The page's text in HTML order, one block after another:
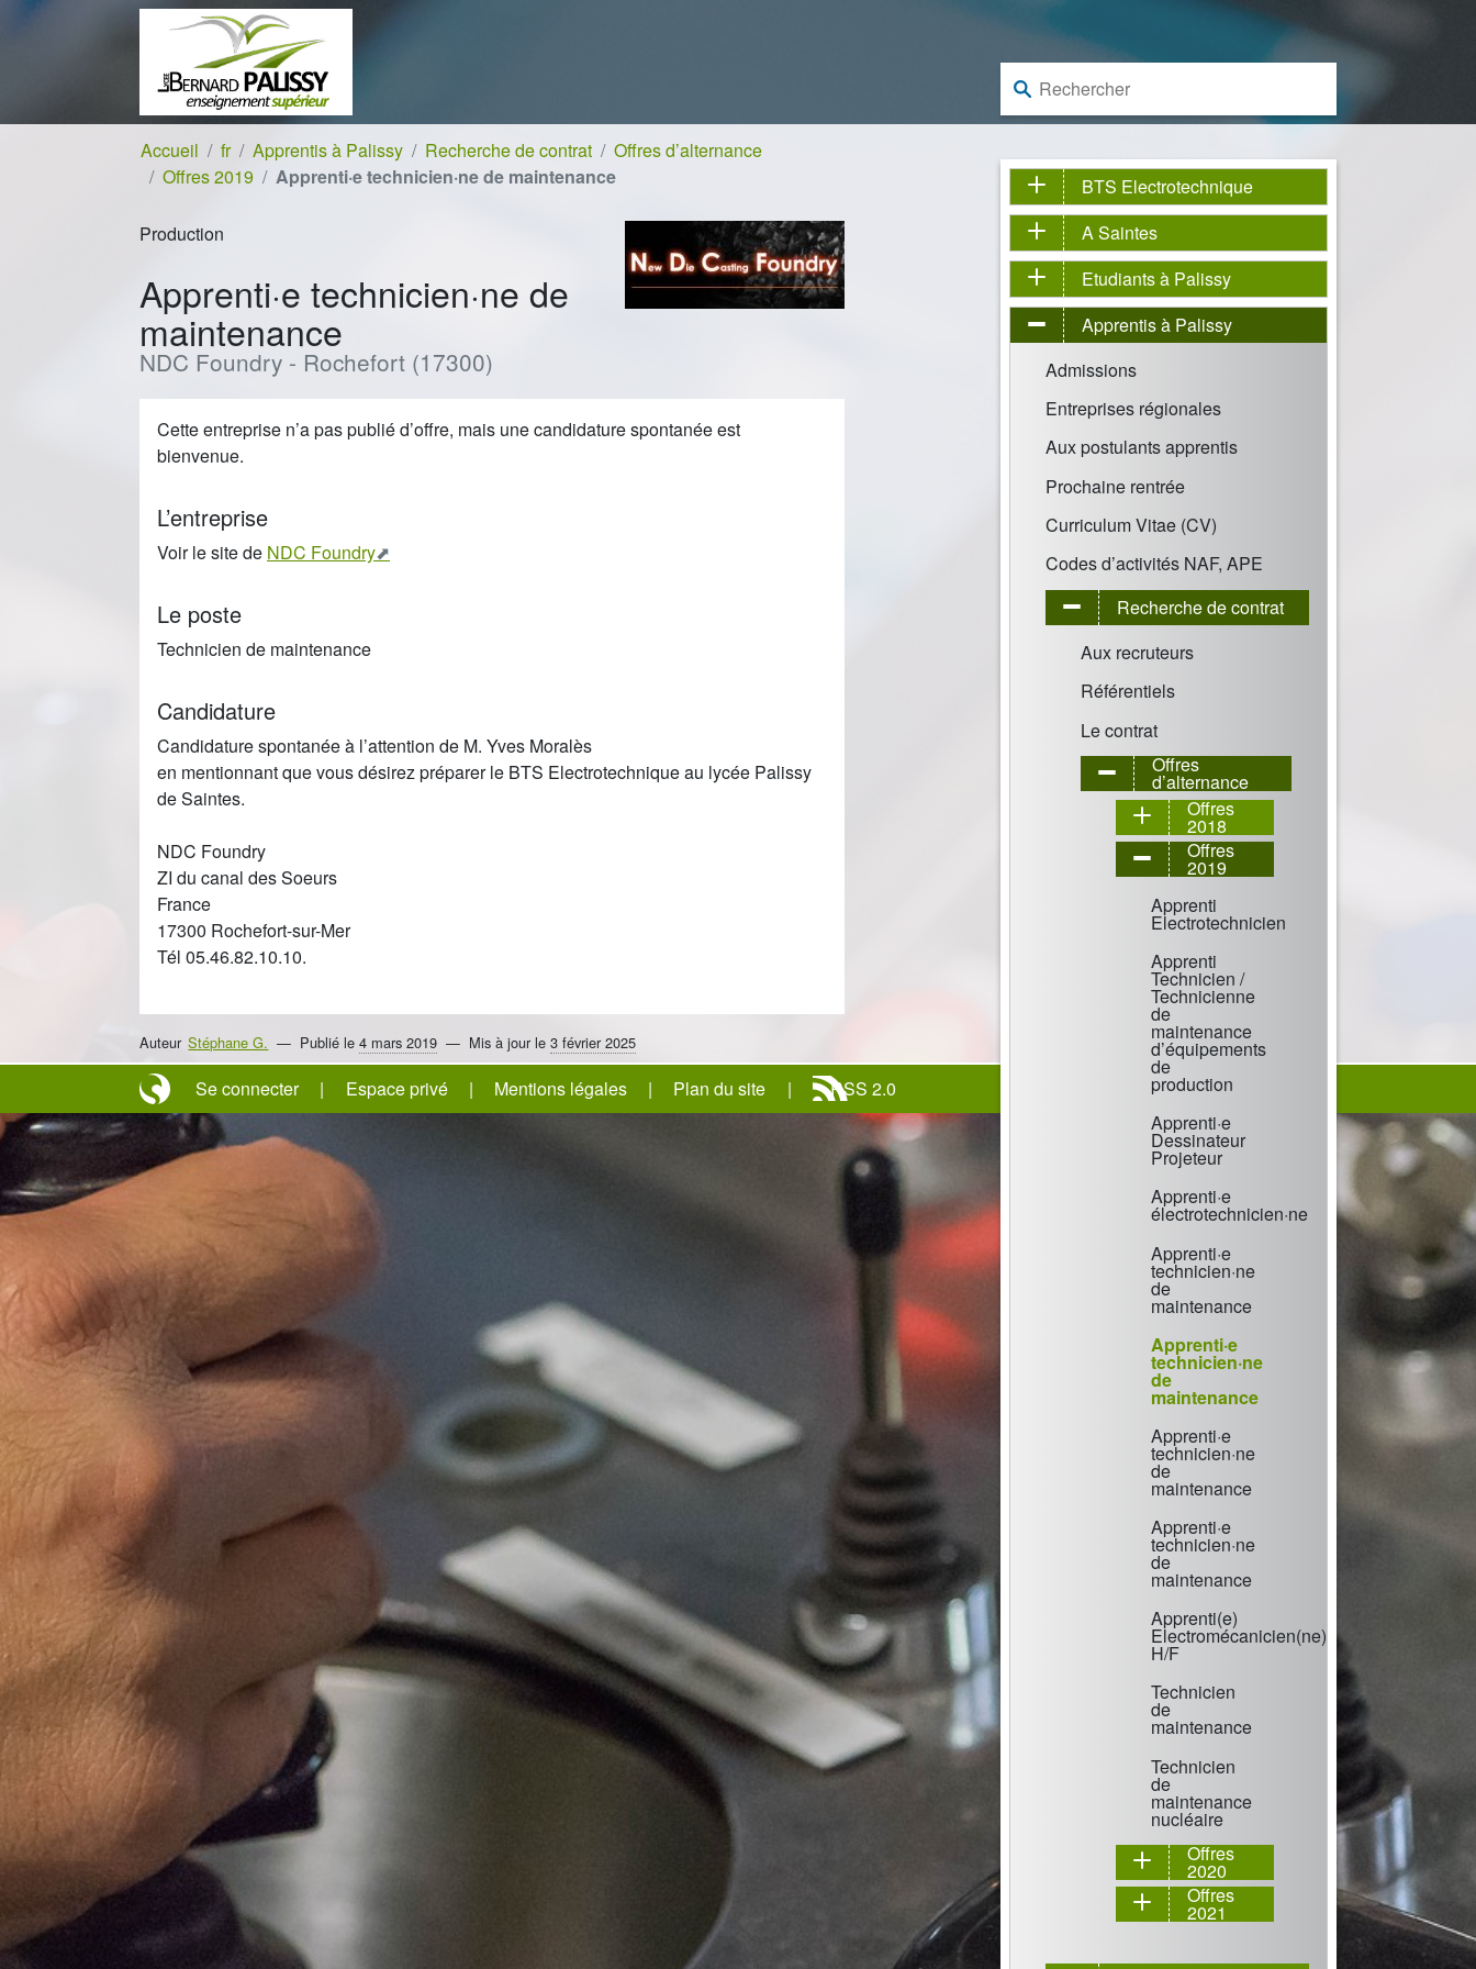
Aller au contenu
Aller à la navigation
Rechercher :
Accueil fr Apprentis à Palissy Recherche de contrat
Offres d’alternance
Offres 2019
Apprenti·e technicien·ne de maintenance
Production
Apprenti·e technicien·ne de
maintenance
NDC Foundry - Rochefort (17300)
Cette entreprise n’a pas publié d’offre, mais une candidature spontanée est
bienvenue.
L’entreprise
Voir le site de NDC Foundry
Le poste
Technicien de maintenance
Candidature
Candidature spontanée à l’attention de M. Yves Moralès
en mentionnant que vous désirez préparer le BTS Electrotechnique au lycée Palissy
de Saintes.
NDC Foundry
ZI du canal des Soeurs
France
17300 Rochefort-sur-Mer
Tél 05.46.82.10.10.
Auteur Stéphane G. Publié le4 mars 2019 Mis à jour le 3 février 2025
BTS Electrotechnique
A Saintes
Etudiants à Palissy
Apprentis à Palissy
Admissions
Entreprises régionales
Aux postulants apprentis
Prochaine rentrée
Curriculum Vitae (CV)
Codes d’activités NAF, APE
Recherche de contrat
Aux recruteurs
Référentiels
Le contrat
Offres
d’alternance
Offres
2018
Offres
2019
Apprenti
Electrotechnicien
Apprenti
Technicien /
Technicienne
de
maintenance
d’équipements
de
production
Apprenti·e
Dessinateur
Projeteur
Apprenti·e
électrotechnicien·ne
Apprenti·e
technicien·ne
de
maintenance
Apprenti·e
technicien·ne
de
maintenance
Apprenti·e
technicien·ne
de
maintenance
Apprenti·e
technicien·ne
de
maintenance
Apprenti(e)
Electromécanicien(ne)
H/F
Technicien
de
maintenance
Technicien
de
maintenance
nucléaire
Offres
2020
Offres
2021
Se connecter Espace privé Mentions légales Plan du site RSS 2.0